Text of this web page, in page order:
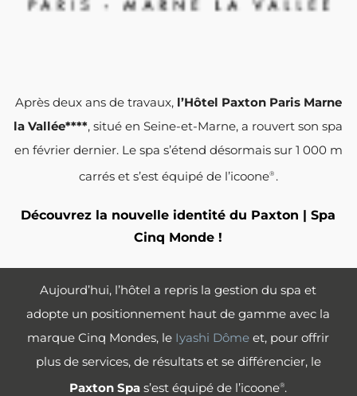
Après deux ans de travaux, l’Hôtel Paxton Paris Marne
la Vallée****, situé en Seine-et-Marne, a rouvert son spa
en février dernier. Le spa s’étend désormais sur 1 000 m
carrés et s’est équipé de l’icoone® .
Découvrez la nouvelle identité du Paxton | Spa
Cinq Monde !
Aujourd’hui, l’hôtel a repris la gestion du spa et
adopte un positionnement haut de gamme avec la
marque Cinq Mondes, le Iyashi Dôme et, pour offrir
plus de services, de résultats et se différencier, le
Paxton Spa s’est équipé de l’icoone®.